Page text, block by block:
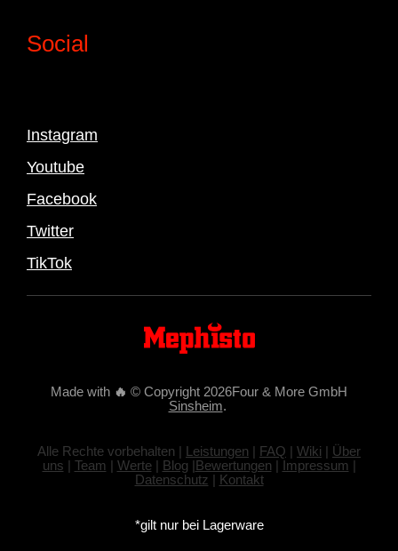
Social
Instagram
Youtube
Facebook
Twitter
TikTok
Made with 🔥 © Copyright 2026Four & More GmbH
Sinsheim.
Alle Rechte vorbehalten | Leistungen | FAQ | Wiki | Über
uns | Team | Werte| Blog |Bewertungen | Impressum |
Datenschutz | Kontakt
*gilt nur bei Lagerware